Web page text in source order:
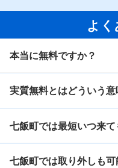
よ
本当に無料ですか？
実質無料とはどういう意
七飯町では最短いつ来
七飯町では取り外しも可